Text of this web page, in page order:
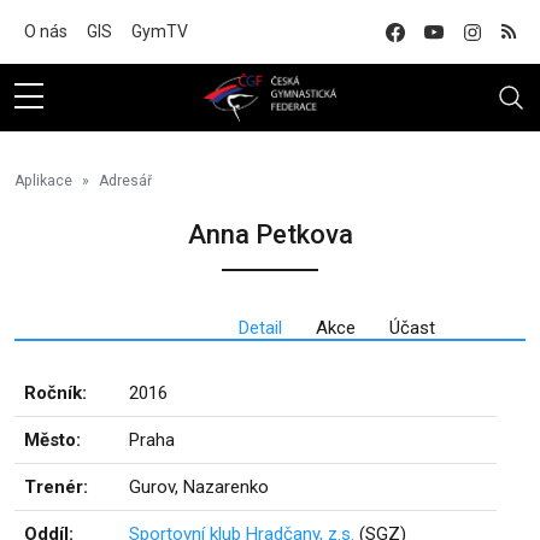
O nás GIS GymTV
Aplikace Adresář
Anna Petkova
Detail Akce Účast
Ročník: 2016
Město: Praha
Trenér: Gurov, Nazarenko
Oddíl: Sportovní klub Hradčany, z.s. (SGZ)